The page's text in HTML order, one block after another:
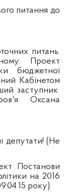
питання до
питань.
Проект
бюджетної
Кабінетом
заступник
Оксана
(Не
Постанови
на 2016
року).